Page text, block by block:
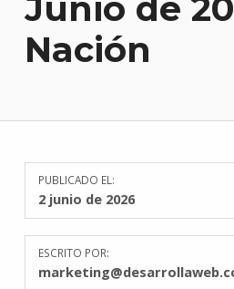
Nación
PUBLICADO EL:
2 junio de 2026
ESCRITO POR: